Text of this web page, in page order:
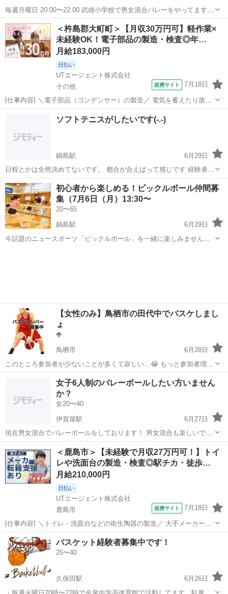
毎週月曜日 20:00〜22:00 武雄小学校で男女混合バレーをやってます。
試合に出たりするわけではないのでかなりゆるくやろうと思ってまし
て、軽く練習をして20:30ぐらいからチームを分けてゲームしてます。
アットホー...
佐賀 武雄市 武雄温泉駅 バレーボール
＜杵島郡大町町＞【月収30万円可】軽作業×
未経験OK！電子部品の製造・検査◎年…
月給183,000円
日払い
UTエージェント株式会社
その他
提携サイト 7月18日
[仕事内容] ＼電子部品（コンデンサー）の製造／ 電気を蓄えたり放出
したりする 『コンデンサー（電子部品）』を製造しています！ 機械操
作や検査などの軽作業メインのお仕事です☆ ＜具体的には…＞ ・巻取
工場
ソフトテニスがしたいです(-.-)
鍋島駅
6月29日
日程とかは全然決めてないです。 都合が合えばって感じです 経験者の
方いたらよろしくお願いします🙏🥺
佐賀 佐賀市 鍋島駅 テニス
初心者から楽しめる！ピックルボール仲間募
集（7月6日（月）13:30〜
20〜65
鍋島駅
6月29日
今話題のニュースポーツ「ピックルボール」を一緒に楽しみません
【女性のみ】鳥栖市の田代中でバスケしまし
ょ
鳥栖市
6月28日
このところ参加者が少ないことが多くて寂しい…😂 もっと参加者増え
てほしい〜！！ 現在、20代〜40代のメンバーが在籍中✨ おしゃべりし
たり体を動かしたり 楽しい時間を一緒に過ごしませんか？ 毎月2回
バスケットボール バスケ
女子6人制のバレーボールしたい方いません
か？
女20〜40
伊賀屋駅
6月27日
現在男女混合でバレーボールをしております！ 男女混合も楽しいです
が女子6人制の大会に出たいです！ 女性を集めるのが難しく出たい人
を探しております！ 経験者のみで募集してます。 興味がある方はコメ
ントお願いいたします！
伊賀屋駅 バレーボール 男女
＜鹿島市＞【未経験で月収27万円可！】トイ
レや洗面台の製造・検査◎駅チカ・徒歩…
月給210,000円
日払い
UTエージェント株式会社
鹿島市
提携サイト 7月18日
[仕事内容] ＼トイレ・洗面台などの衛生陶器の製造／ 大手メーカーの
グループ企業◎ 製造業未経験から始めた方も活躍中！ 丁寧な教育・研
修があるので安心スタート☆ ＜具体的には…＞ ◆トイレや洗面台を型
から出し水を付けたス...
佐賀 鹿島市 工場
バスケット経験者募集中です！
25〜40
久保田駅
6月26日